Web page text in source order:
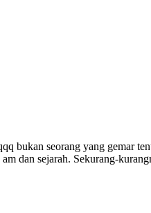
seorang yang gemar
dan sejarah. Sekurang-